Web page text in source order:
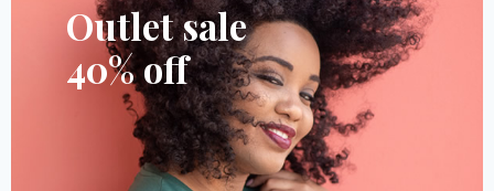
Outlet sale
40% off